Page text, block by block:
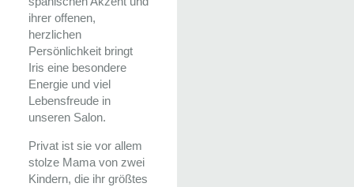
ihrer offenen,
herzlichen
Persönlichkeit bringt
Iris eine besondere
Energie und viel
Lebensfreude in
unseren Salon.
Privat ist sie vor allem
stolze Mama von zwei
Kindern, die ihr größtes